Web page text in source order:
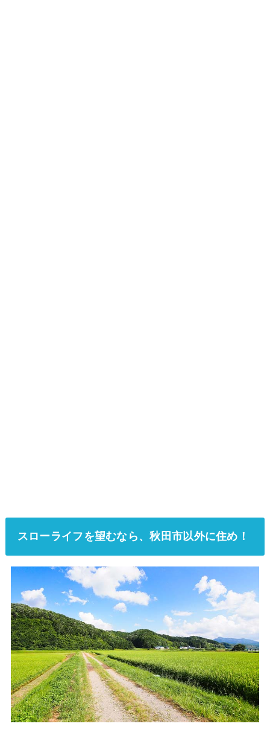
スローライフを望むなら、秋田市以外に住め！